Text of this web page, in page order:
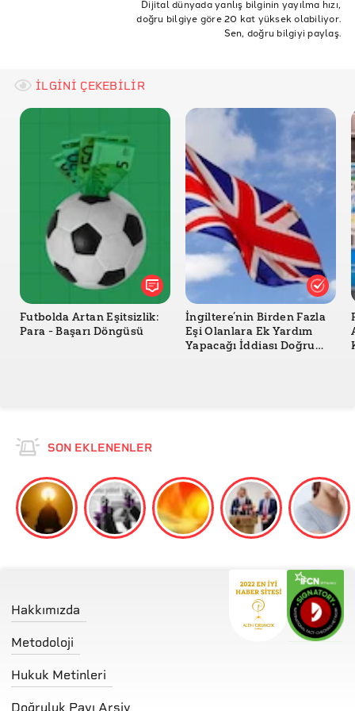
bağış
sivil toplum kuruluşu
Dijital dünyada yanlış bilginin yayılma hızı,
doğru bilgiye göre 20 kat yüksek olabiliyor.
Sen, doğru bilgiyi paylaş.
İLGİNİ ÇEKEBİLİR
Futbolda Artan Eşitsizlik:
Para - Başarı Döngüsü
İngiltere’nin Birden Fazla
Eşi Olanlara Ek Yardım
Yapacağı İddiası Doğru
SON EKLENENLER
Hakkımızda
Metodoloji
Hukuk Metinleri
Doğruluk Payı Arşiv